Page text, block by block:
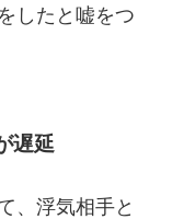
したと嘘をつ
遅延
、浮気相手と